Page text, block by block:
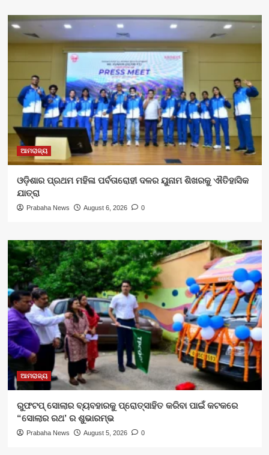
ଆମରାଜ୍ୟ
ଓଡ଼ିଶାର ପ୍ରଥମ ମହିଳା ପର୍ବତାରୋହୀ ଦଳର ୟୁନାମ ଶିଖରକୁ ଐତିହାସିକ
ଯାତ୍ରା
Prabaha News August 6, 2026 0
ଆମରାଜ୍ୟ
ରୁଫଟପ୍ ସୋଲାର ବ୍ୟବହାରକୁ ପ୍ରୋତ୍ସାହିତ କରିବା ପାଇଁ କଟକରେ
“ସୋଲାର ରଥ’ ର ଶୁଭାରମ୍ଭ
Prabaha News August 5, 2026 0